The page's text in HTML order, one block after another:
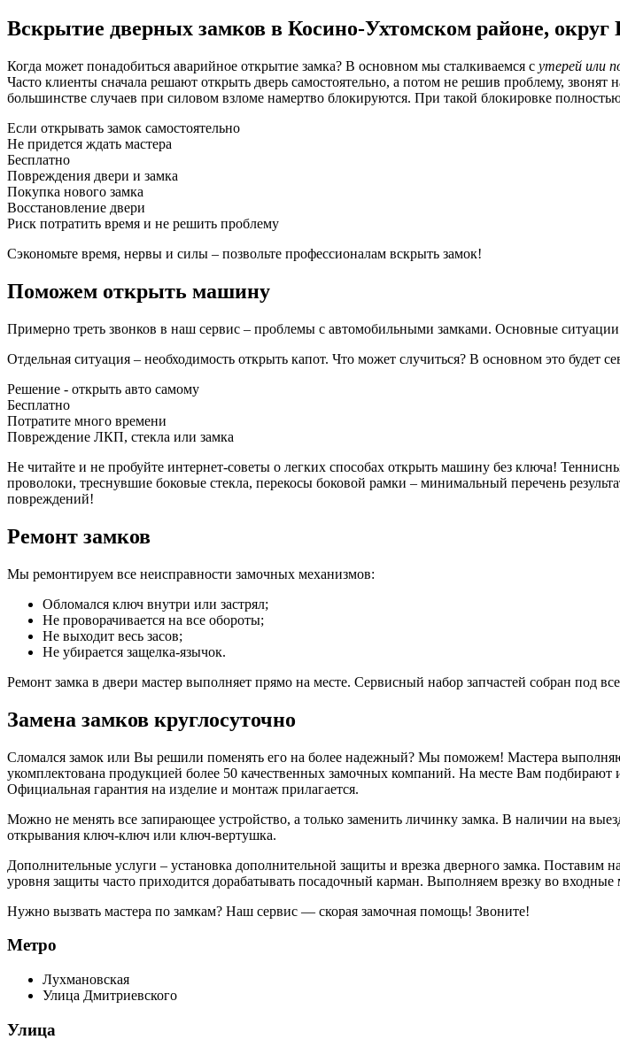
Вскрытие дверных замков в Косино-Ухтомском районе,
Когда может понадобиться аварийное открытие замка? В основном мы сталкиваемся с утерей или
Часто клиенты сначала решают открыть дверь самостоятельно, а потом не решив проблему,
большинстве случаев при силовом взломе намертво блокируются. При такой блокировке
Если открывать замок самостоятельно
Не придется ждать мастера
Бесплатно
Повреждения двери и замка
Покупка нового замка
Восстановление двери
Риск потратить время и не решить проблему
Сэкономьте время, нервы и силы – позвольте профессионалам вскрыть замок!
Поможем открыть машину
Примерно треть звонков в наш сервис – проблемы с автомобильными замками. Основные
Отдельная ситуация – необходимость открыть капот. Что может случиться? В основном это
Решение - открыть авто самому
Бесплатно
Потратите много времени
Повреждение ЛКП, стекла или замка
Не читайте и не пробуйте интернет-советы о легких способах открыть машину без ключа!
проволоки, треснувшие боковые стекла, перекосы боковой рамки – минимальный перечень
повреждений!
Ремонт замков
Мы ремонтируем все неисправности замочных механизмов:
Обломался ключ внутри или застрял;
Не проворачивается на все обороты;
Не выходит весь засов;
Не убирается защелка-язычок.
Ремонт замка в двери мастер выполняет прямо на месте. Сервисный набор запчастей собран под
Замена замков круглосуточно
Сломался замок или Вы решили поменять его на более надежный? Мы поможем! Мастера
укомплектована продукцией более 50 качественных замочных компаний. На месте Вам
Официальная гарантия на изделие и монтаж прилагается.
Можно не менять все запирающее устройство, а только заменить личинку замка. В наличии на
открывания ключ-ключ или ключ-вертушка.
Дополнительные услуги – установка дополнительной защиты и врезка дверного замка.
уровня защиты часто приходится дорабатывать посадочный карман. Выполняем врезку во
Нужно вызвать мастера по замкам? Наш сервис — скорая замочная помощь! Звоните!
Метро
Лухмановская
Улица Дмитриевского
Улица